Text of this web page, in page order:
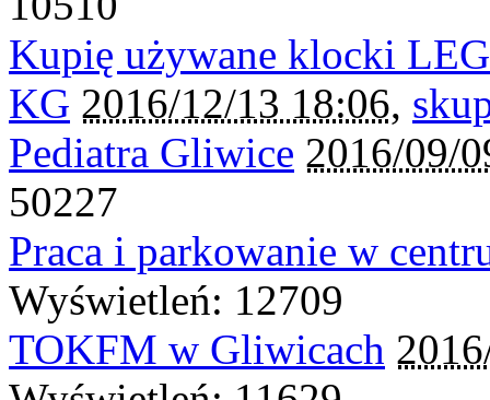
Kupię używane klocki
KG 2016/12/13 18:06,
Pediatra Gliwice 2016/09/
50227
Praca i parkowanie w
Wyświetleń: 12709
TOKFM w Gliwicach